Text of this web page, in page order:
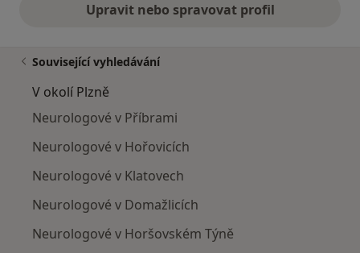
Upravit nebo spravovat profil
Související vyhledávání
V okolí Plzně
Neurologové v Příbrami
Neurologové v Hořovicích
Neurologové v Klatovech
Neurologové v Domažlicích
Neurologové v Horšovském Týně